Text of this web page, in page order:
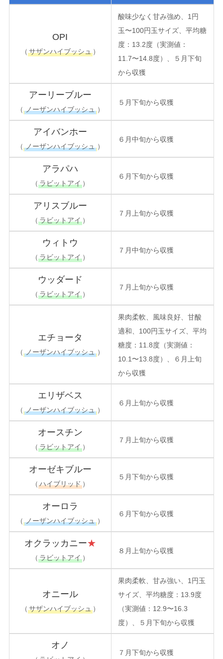
OPI
（ サザンハイブッシュ）
酸味少なく甘み強め、1円
玉〜100円玉サイズ、平均糖
度：13.2度（実測値：
11.7〜14.8度）、５月下旬
から収獲
アーリーブルー
（ ノーザンハイブッシュ ）
５月下旬から収獲
アイバンホー
（ ノーザンハイブッシュ ）
６月中旬から収獲
アラパハ
（ ラビットアイ）
６月下旬から収獲
アリスブルー
（ ラビットアイ）
７月上旬から収獲
ウィトウ
（ ラビットアイ）
７月中旬から収獲
ウッダード
（ ラビットアイ）
７月上旬から収獲
エチョータ
（ ノーザンハイブッシュ ）
果肉柔軟、風味良好、甘酸
適和、100円玉サイズ、平均
糖度：11.8度（実測値：
10.1〜13.8度）、６月上旬
から収獲
エリザベス
（ ノーザンハイブッシュ ）
６月上旬から収獲
オースチン
（ ラビットアイ）
７月上旬から収獲
オーゼキブルー
（ ハイブリッド）
５月下旬から収獲
オーロラ
（ ノーザンハイブッシュ ）
６月下旬から収獲
オクラッカニー★
（ ラビットアイ）
８月上旬から収獲
オニール
（ サザンハイブッシュ）
果肉柔軟、甘み強い、1円玉
サイズ、平均糖度：13.9度
（実測値：12.9〜16.3
度）、５月下旬から収獲
オノ
７月下旬から収獲